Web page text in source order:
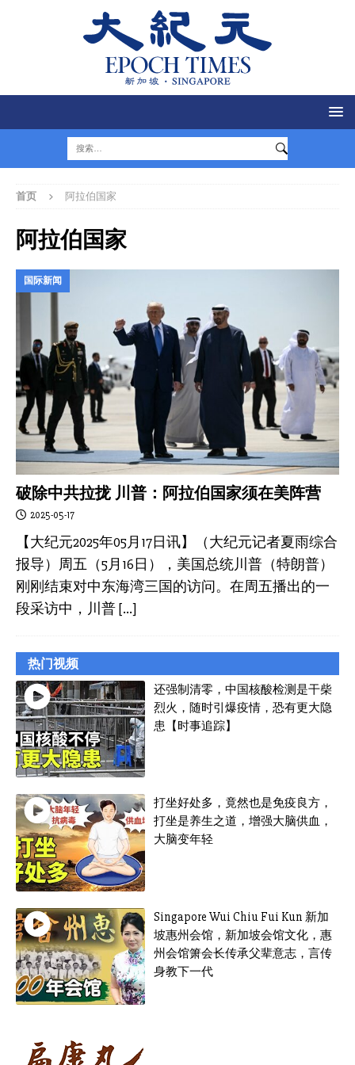
首页 阿拉伯国家
阿拉伯国家
国际新闻
破除中共拉拢 川普：阿拉伯国家须在美阵营
2025-05-17
【大纪元2025年05月17日讯】（大纪元记者夏雨综合
报导）周五（5月16日），美国总统川普（特朗普）
刚刚结束对中东海湾三国的访问。在周五播出的一
段采访中，川普[…]
热门视频
还强制清零，中国核酸检测是干柴
烈火，随时引爆疫情，恐有更大隐
患【时事追踪】
打坐好处多，竟然也是免疫良方，
打坐是养生之道，增强大脑供血，
大脑变年轻
Singapore Wui Chiu Fui Kun 新加
坡惠州会馆，新加坡会馆文化，惠
州会馆箫会长传承父辈意志，言传
身教下一代